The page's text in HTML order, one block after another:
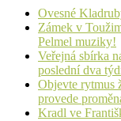
Ovesné
Zámek v
Pelmel muziky!
Veřejná sbírka
poslední dva
Objevte rytmus
provede
Kradl ve